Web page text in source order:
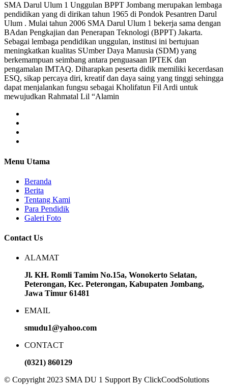
SMA Darul Ulum 1 Unggulan BPPT Jombang merupakan lembaga
pendidikan yang di dirikan tahun 1965 di Pondok Pesantren Darul
Ulum . Mulai tahun 2006 SMA Darul Ulum 1 bekerja sama dengan
BAdan Pengkajian dan Penerapan Teknologi (BPPT) Jakarta.
Sebagai lembaga pendidikan unggulan, institusi ini bertujuan
meningkatkan kualitas SUmber Daya Manusia (SDM) yang
berkemampuan seimbang antara penguasaan IPTEK dan
pengamalan IMTAQ. Diharapkan peserta didik memiliki kecerdasan
ESQ, sikap percaya diri, kreatif dan daya saing yang tinggi sehingga
dapat menjalankan fungsu sebagai Kholifatun Fil Ardi untuk
mewujudkan Rahmatal Lil “Alamin
Menu Utama
Beranda
Berita
Tentang Kami
Para Pendidik
Galeri Foto
Contact Us
ALAMAT
Jl. KH. Romli Tamim No.15a, Wonokerto Selatan,
Peterongan, Kec. Peterongan, Kabupaten Jombang,
Jawa Timur 61481
EMAIL
smudu1@yahoo.com
CONTACT
(0321) 860129
© Copyright 2023 SMA DU 1 Support By ClickCoodSolutions